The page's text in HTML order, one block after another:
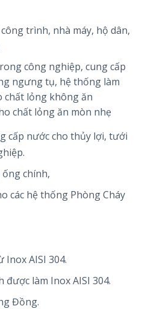
trình, nhà máy, hộ dân,
công nghiệp, cung cấp
ngưng tụ, hệ thống làm
chất lỏng không ăn
chất lỏng ăn mòn nhẹ
cấp nước cho thủy lợi, tưới
chính,
các hệ thống Phòng Cháy
AISI 304.
được làm Inox AISI 304.
Đồng.